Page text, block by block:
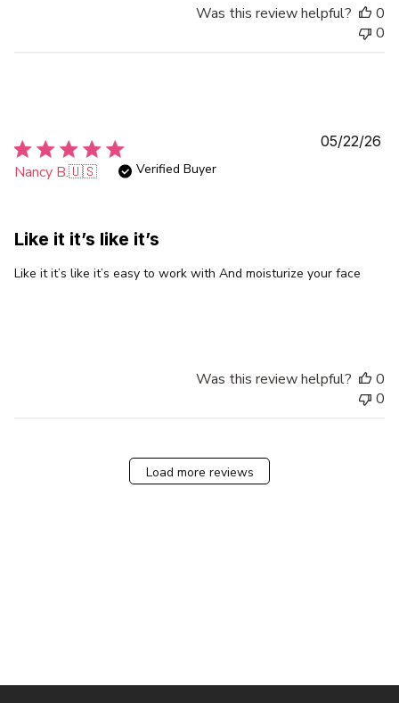
Was this review helpful?
0
0
Nancy B.🇺🇸 Verified Buyer
Like it it’s like it’s
Like it it’s like it’s easy to work with And moisturize your face
05/22/26
Was this review helpful?
0
0
Load more reviews